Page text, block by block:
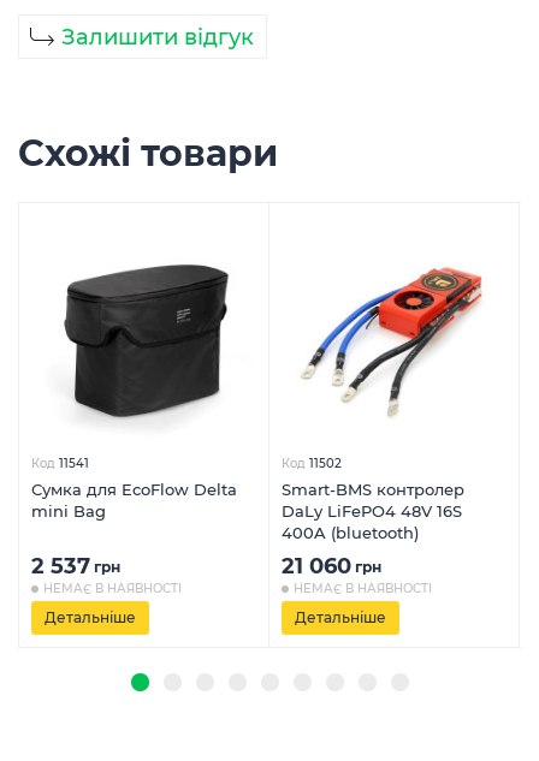
Залишити відгук
Схожі товари
Код 11541
Сумка для EcoFlow Delta
mini Bag
2 537 грн
НЕМАЄ В НАЯВНОСТІ
Детальніше
Код 11502
Smart-BMS контролер
DaLy LiFePO4 48V 16S
400A (bluetooth)
21 060 грн
НЕМАЄ В НАЯВНОСТІ
Детальніше